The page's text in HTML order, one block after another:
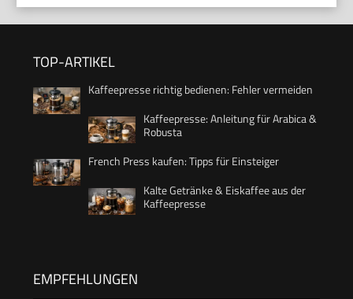
TOP-ARTIKEL
Kaffeepresse richtig bedienen: Fehler vermeiden
Kaffeepresse: Anleitung für Arabica &
Robusta
French Press kaufen: Tipps für Einsteiger
Kalte Getränke & Eiskaffee aus der
Kaffeepresse
EMPFEHLUNGEN